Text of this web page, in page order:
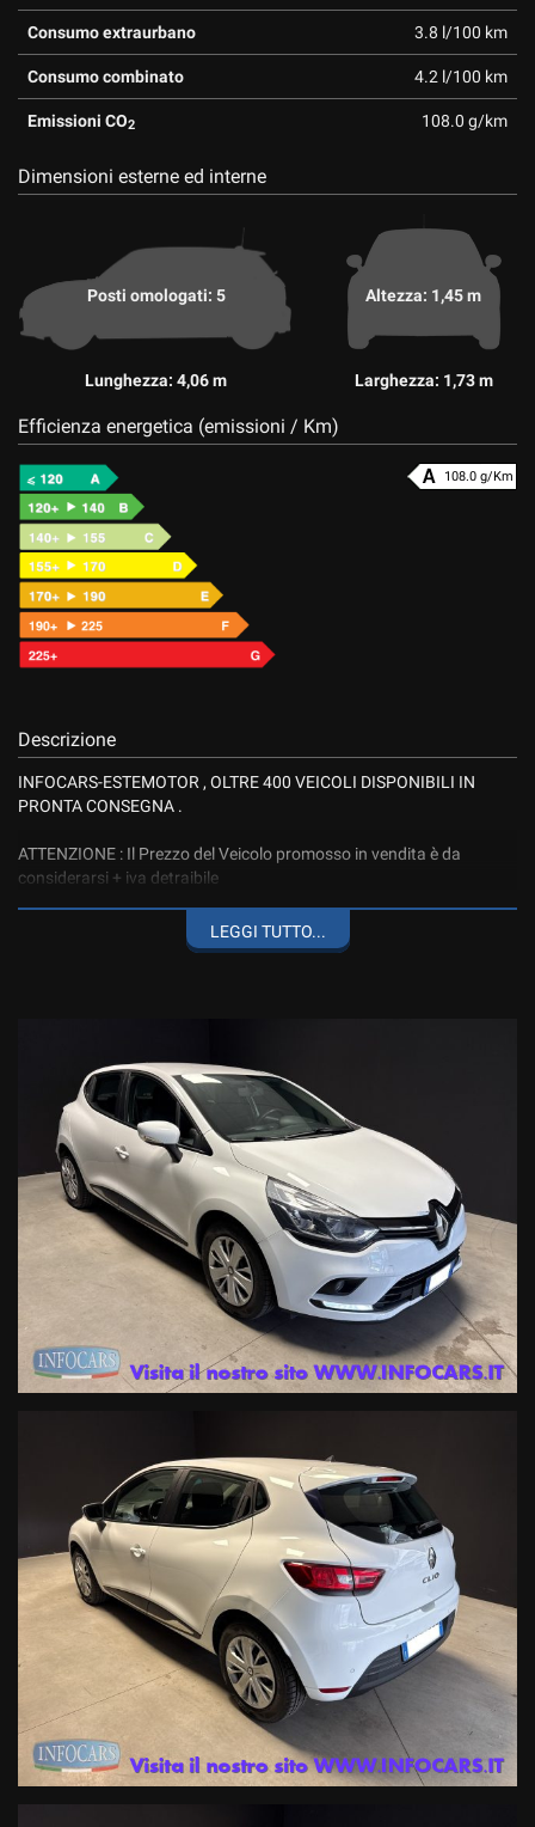
Consumo extraurbano 3.8 l/100 km
Consumo combinato 4.2 l/100 km
Emissioni CO2 108.0 g/km
Dimensioni esterne ed interne
Posti omologati: 5
Lunghezza: 4,06 m
Altezza: 1,45 m
Larghezza: 1,73 m
Efficienza energetica (emissioni / Km)
108.0 g/Km
Descrizione
INFOCARS-ESTEMOTOR , OLTRE 400 VEICOLI DISPONIBILI IN
PRONTA CONSEGNA .
ATTENZIONE : Il Prezzo del Veicolo promosso in vendita è da
considerarsi + iva detraibile
Il veicolo è realmente disponibile presso le nostre 3 sedi di ESTE PD :
1- Viale dell’Industria 10
2- Via Atheste 38 A
3- Via Atheste 65 , rivenditore autorizzato ed officina specializzata
per i marchi Renault e Dacia
Prenota il tuo test drive o chiedi informazioni o il numero di targa (
che viene oscurata solo per la privacy del precedente proprietario )
ai nostri consulenti ai seguenti numeri :
Tel. 042950330 oppure 0429603873 Mail info@infocars.it
Se hai un usato da permutare mandaci alcune foto con targa e
breve descrizione del mezzo che ci vuoi rientrare al numero diretto
I NOSTRI SERVIZI COMPRENDONO :Garanzia legale di conformità
gestita dalle migliori Società di Gestione certificate in Italia di 12
mesi ; estensione della Garanzia fino a 60 mesi a prezzi imbattibili
con primaria compagnia Assicurativa a livello internazionale .
Finanziamenti con le primarie compagnie europee a tassi agevolati
anche con zero anticipo e rate sino a 120 mesi ,
Servizi assicurativi complementari ( Polizze KASKO , furto, incendio ,
cristalli , atti vandalici , protezione del credito, Kasko finanziaria .
Siamo iscritti al RUI (registro intermediari assicurativi ) e IVASS.
Officina Specializzata multimarca ed autorizzata Renault DACIA ,
noleggio a breve termine .
ATTENZIONE: Le informazioni relative ai veicoli pubblicate in questo
portale non rappresentano informazioni precontrattuali previste dal
LEGGI TUTTO...